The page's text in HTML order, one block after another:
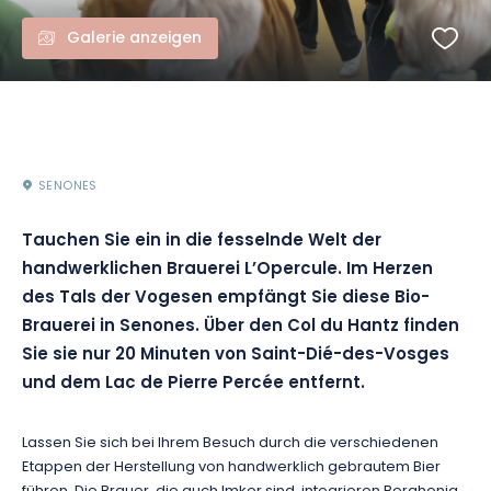
Galerie anzeigen
SENONES
Tauchen Sie ein in die fesselnde Welt der
handwerklichen Brauerei L’Opercule. Im Herzen
des Tals der Vogesen empfängt Sie diese Bio-
Brauerei in Senones. Über den Col du Hantz finden
Sie sie nur 20 Minuten von Saint-Dié-des-Vosges
und dem Lac de Pierre Percée entfernt.
Lassen Sie sich bei Ihrem Besuch durch die verschiedenen
Etappen der Herstellung von handwerklich gebrautem Bier